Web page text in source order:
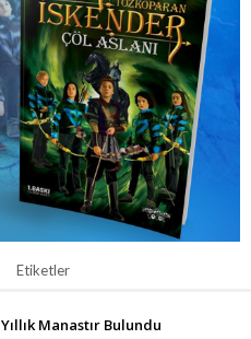
Etiketler
Manastır Bulundu